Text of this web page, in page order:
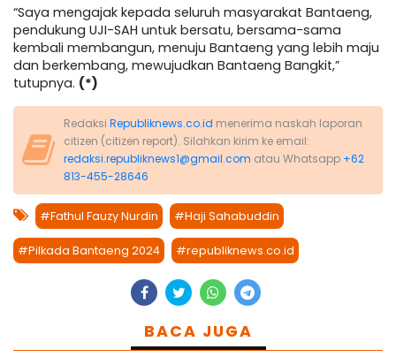
“Saya mengajak kepada seluruh masyarakat Bantaeng,
pendukung UJI-SAH untuk bersatu, bersama-sama
kembali membangun, menuju Bantaeng yang lebih maju
dan berkembang, mewujudkan Bantaeng Bangkit,”
tutupnya. (*)
Redaksi Republiknews.co.id menerima naskah laporan
citizen (citizen report). Silahkan kirim ke email:
redaksi.republiknews1@gmail.com atau Whatsapp +62
813-455-28646
#Fathul Fauzy Nurdin #Haji Sahabuddin
#Pilkada Bantaeng 2024 #republiknews.co.id
BACA JUGA